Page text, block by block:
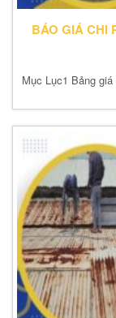
BÁO GIÁ CHI
Mục Lục1 Bảng